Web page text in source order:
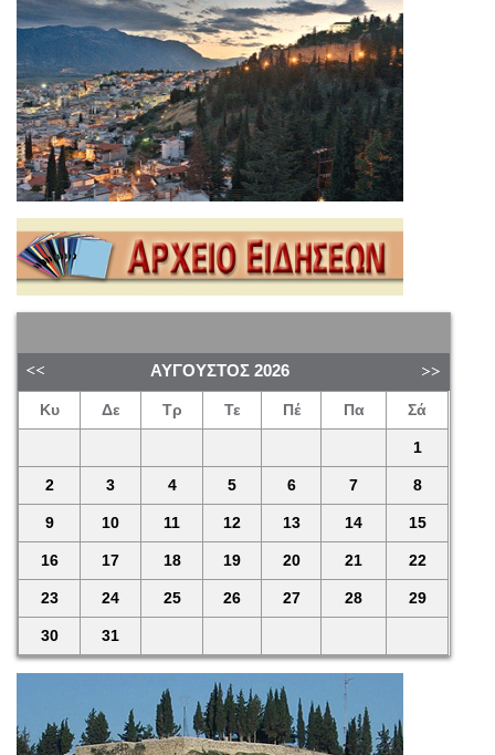
ΑΎΓΟΥΣΤΟΣ 2026
Κυ Δε Τρ Τε Πέ Πα Σά
1
2 3 4 5 6 7 8
9 10 11 12 13 14 15
16 17 18 19 20 21 22
23 24 25 26 27 28 29
30 31